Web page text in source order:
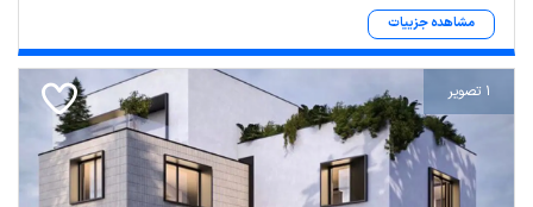
مشاهده جزییات
1 تصویر